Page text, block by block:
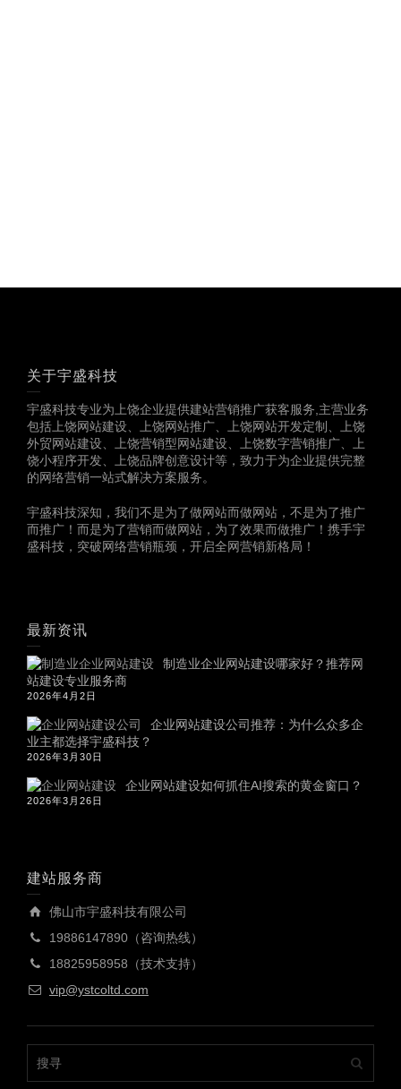
关于宇盛科技
宇盛科技专业为上饶企业提供建站营销推广获客服务,主营业务
包括上饶网站建设、上饶网站推广、上饶网站开发定制、上饶
外贸网站建设、上饶营销型网站建设、上饶数字营销推广、上
饶小程序开发、上饶品牌创意设计等，致力于为企业提供完整
的网络营销一站式解决方案服务。
宇盛科技深知，我们不是为了做网站而做网站，不是为了推广
而推广！而是为了营销而做网站，为了效果而做推广！携手宇
盛科技，突破网络营销瓶颈，开启全网营销新格局！
最新资讯
制造业企业网站建设哪家好？推荐网
站建设专业服务商
2026年4月2日
企业网站建设公司推荐：为什么众多企
业主都选择宇盛科技？
2026年3月30日
企业网站建设如何抓住AI搜索的黄金窗口？
2026年3月26日
建站服务商
佛山市宇盛科技有限公司
19886147890（咨询热线）
18825958958（技术支持）
vip@ystcoltd.com